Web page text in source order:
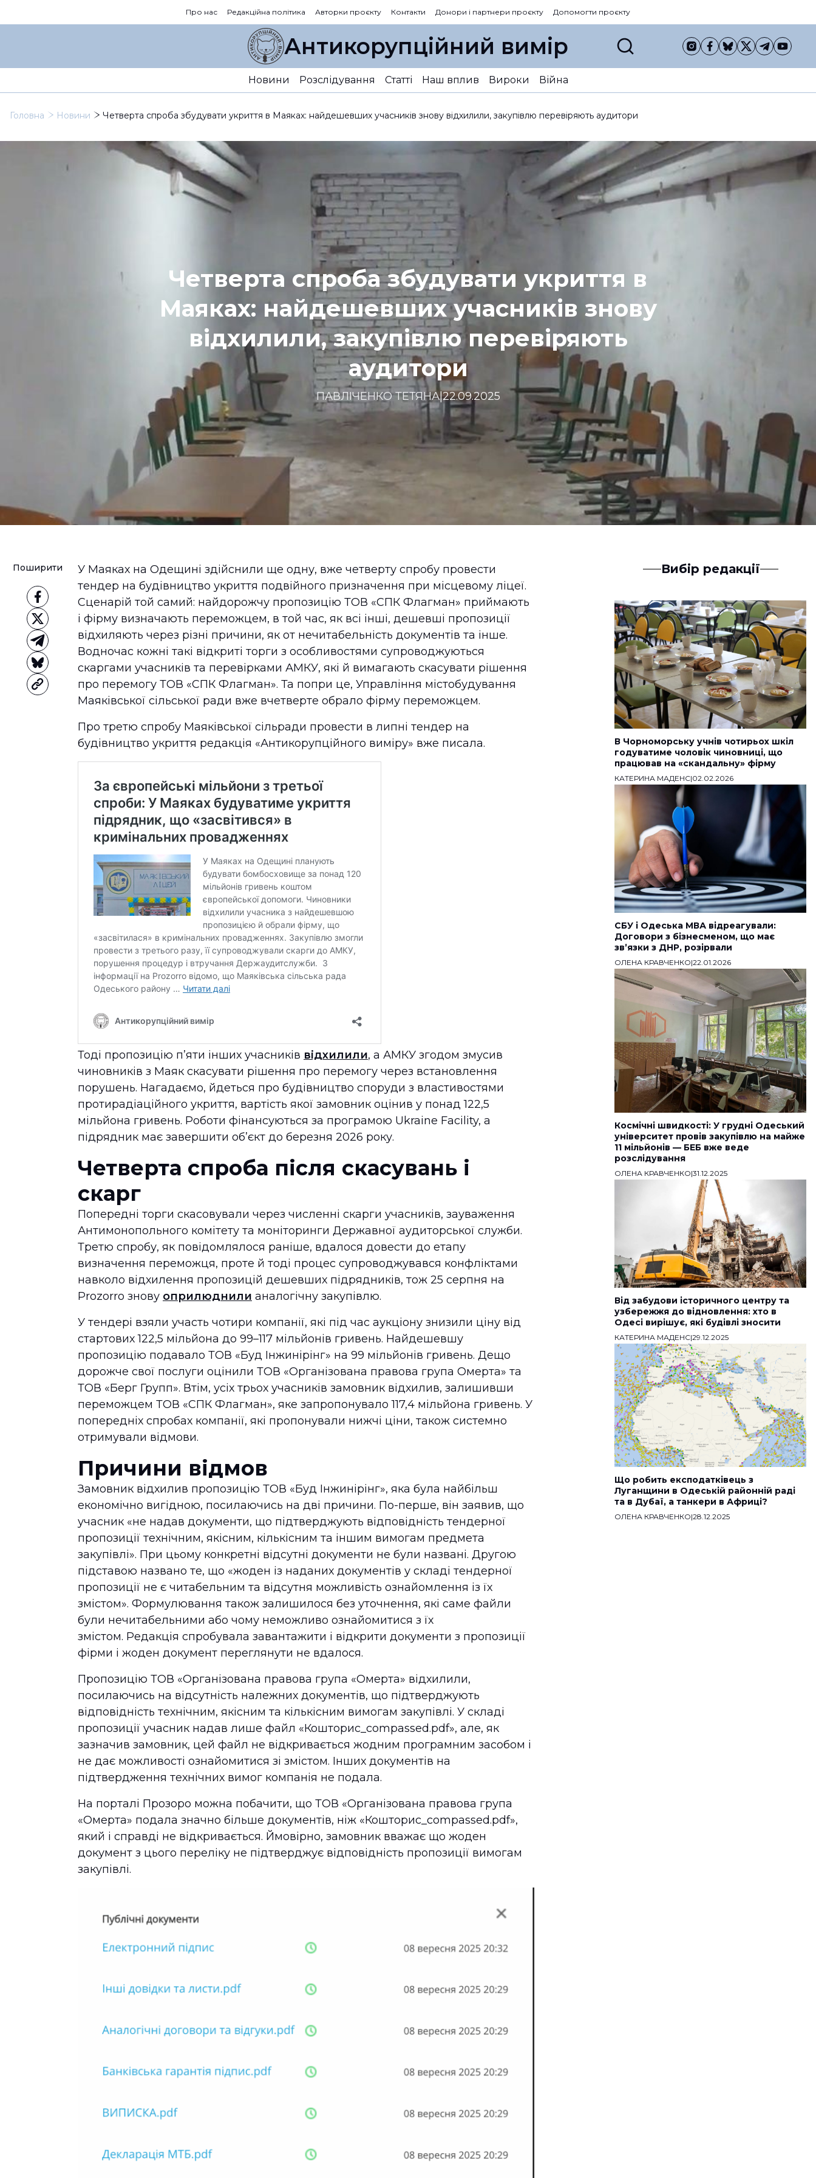
Про нас Редакційна політика Авторки проєкту Контакти Донори і партнери проєкту Допомогти проєкту
Антикорупційний вимір
Новини Розслідування Статті Наш вплив Вироки Війна
Головна Новини Четверта спроба збудувати укриття в Маяках: найдешевших учасників знову відхилили, закупівлю перевіряють аудитори
Четверта спроба збудувати укриття в
Маяках: найдешевших учасників знову
відхилили, закупівлю перевіряють
аудитори
ПАВЛІЧЕНКО ТЕТЯНА|22.09.2025
Поширити
У Маяках на Одещині здійснили ще одну, вже четверту спробу провести
тендер на будівництво укриття подвійного призначення при місцевому ліцеї.
Сценарій той самий: найдорожчу пропозицію ТОВ «СПК Флагман» приймають
і фірму визначають переможцем, в той час, як всі інші, дешевші пропозиції
відхиляють через різні причини, як от нечитабельність документів та інше.
Водночас кожні такі відкриті торги з особливостями супроводжуються
скаргами учасників та перевірками АМКУ, які й вимагають скасувати рішення
про перемогу ТОВ «СПК Флагман». Та попри це, Управління містобудування
Маяківської сільської ради вже вчетверте обрало фірму переможцем.
Про третю спробу Маяківської сільради провести в липні тендер на
будівництво укриття редакція «Антикорупційного виміру» вже писала.
Тоді пропозицію п’яти інших учасників відхилили, а АМКУ згодом змусив
чиновників з Маяк скасувати рішення про перемогу через встановлення
порушень. Нагадаємо, йдеться про будівництво споруди з властивостями
протирадіаційного укриття, вартість якої замовник оцінив у понад 122,5
мільйона гривень. Роботи фінансуються за програмою Ukraine Facility, а
підрядник має завершити об’єкт до березня 2026 року.
Четверта спроба після скасувань і
скарг
Попередні торги скасовували через численні скарги учасників, зауваження
Антимонопольного комітету та моніторинги Державної аудиторської служби.
Третю спробу, як повідомлялося раніше, вдалося довести до етапу
визначення переможця, проте й тоді процес супроводжувався конфліктами
навколо відхилення пропозицій дешевших підрядників, тож 25 серпня на
Prozorro знову оприлюднили аналогічну закупівлю.
У тендері взяли участь чотири компанії, які під час аукціону знизили ціну від
стартових 122,5 мільйона до 99–117 мільйонів гривень. Найдешевшу
пропозицію подавало ТОВ «Буд Інжинірінг» на 99 мільйонів гривень. Дещо
дорожче свої послуги оцінили ТОВ «Організована правова група Омерта» та
ТОВ «Берг Групп». Втім, усіх трьох учасників замовник відхилив, залишивши
переможцем ТОВ «СПК Флагман», яке запропонувало 117,4 мільйона гривень. У
попередніх спробах компанії, які пропонували нижчі ціни, також системно
отримували відмови.
Причини відмов
Замовник відхилив пропозицію ТОВ «Буд Інжинірінг», яка була найбільш
економічно вигідною, посилаючись на дві причини. По-перше, він заявив, що
учасник «не надав документи, що підтверджують відповідність тендерної
пропозиції технічним, якісним, кількісним та іншим вимогам предмета
закупівлі». При цьому конкретні відсутні документи не були названі. Другою
підставою названо те, що «жоден із наданих документів у складі тендерної
пропозиції не є читабельним та відсутня можливість ознайомлення із їх
змістом». Формулювання також залишилося без уточнення, які саме файли
були нечитабельними або чому неможливо ознайомитися з їх
змістом. Редакція спробувала завантажити і відкрити документи з пропозиції
фірми і жоден документ переглянути не вдалося.
Пропозицію ТОВ «Організована правова група «Омерта» відхилили,
посилаючись на відсутність належних документів, що підтверджують
відповідність технічним, якісним та кількісним вимогам закупівлі. У складі
пропозиції учасник надав лише файл «Кошторис_compassed.pdf», але, як
зазначив замовник, цей файл не відкривається жодним програмним засобом і
не дає можливості ознайомитися зі змістом. Інших документів на
підтвердження технічних вимог компанія не подала.
На порталі Прозоро можна побачити, що ТОВ «Організована правова група
«Омерта» подала значно більше документів, ніж «Кошторис_compassed.pdf»,
який і справді не відкривається. Ймовірно, замовник вважає що жоден
документ з цього переліку не підтверджує відповідність пропозиції вимогам
закупівлі.
Вибір редакції
В Чорноморську учнів чотирьох шкіл
годуватиме чоловік чиновниці, що
працював на «скандальну» фірму
КАТЕРИНА МАДЕНС|02.02.2026
СБУ і Одеська МВА відреагували:
Договори з бізнесменом, що має
звʼязки з ДНР, розірвали
ОЛЕНА КРАВЧЕНКО|22.01.2026
Космічні швидкості: У грудні Одеський
університет провів закупівлю на майже
11 мільйонів — БЕБ вже веде
розслідування
ОЛЕНА КРАВЧЕНКО|31.12.2025
Від забудови історичного центру та
узбережжя до відновлення: хто в
Одесі вирішує, які будівлі зносити
КАТЕРИНА МАДЕНС|29.12.2025
Що робить експодатківець з
Луганщини в Одеській районній раді
та в Дубаї, а танкери в Африці?
ОЛЕНА КРАВЧЕНКО|28.12.2025